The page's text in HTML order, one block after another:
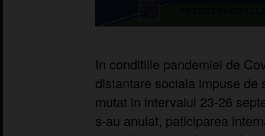
In conditiile pandemiei de
distantare sociala impuse de
mutat in intervalul 23-26
s-au anulat, paticiparea